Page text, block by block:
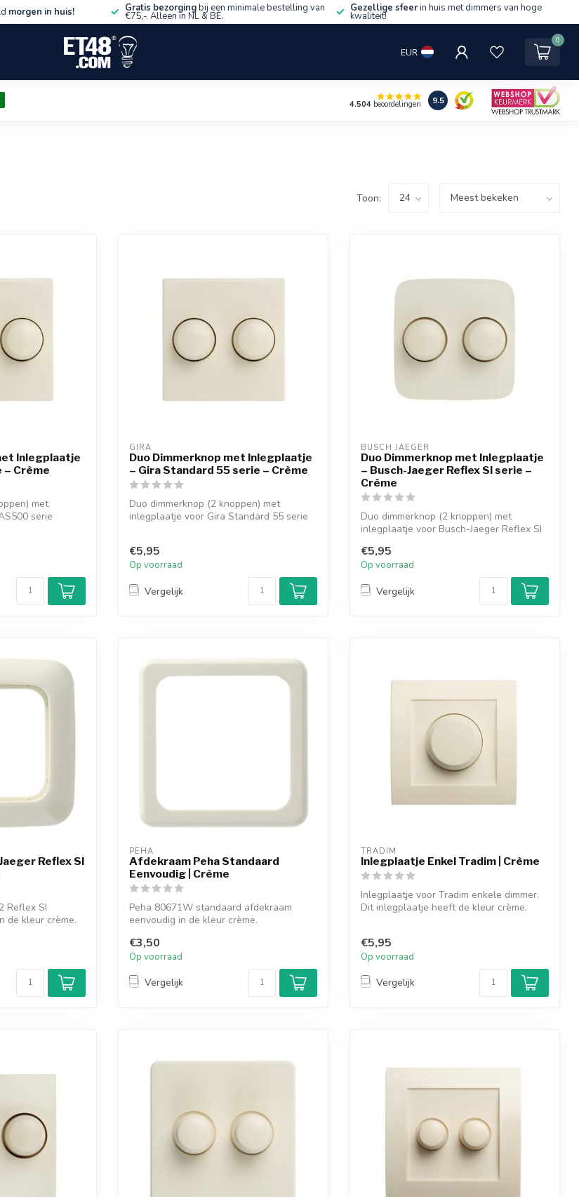
morgen in huis! Gratis bezorgingbij een minimale bestelling van
€75,-. Alleen in NL & BE.
Gezellige sfeerin huis met dimmers van hoge
kwaliteit!
EUR
0
4.504 beoordelingen 9.5
Toon:
Inlegplaatje
– Crème
met
serie
GIRA
Duo Dimmerknop met Inlegplaatje
– Gira Standard 55 serie – Crème
Duo dimmerknop (2 knoppen) met
inlegplaatje voor Gira Standard 55 serie
€5,95
Op voorraad
Vergelijk
BUSCH JAEGER
Duo Dimmerknop met Inlegplaatje
– Busch-Jaeger Reflex SI serie –
Crème
Duo dimmerknop (2 knoppen) met
inlegplaatje voor Busch-Jaeger Reflex SI
€5,95
Op voorraad
Vergelijk
Reflex SI
Reflex SI
de kleur crème.
PEHA
Afdekraam Peha Standaard
Eenvoudig | Crème
Peha 80671W standaard afdekraam
eenvoudig in de kleur crème.
€3,50
Op voorraad
Vergelijk
TRADIM
Inlegplaatje Enkel Tradim | Crème
Inlegplaatje voor Tradim enkele dimmer.
Dit inlegplaatje heeft de kleur crème.
€5,95
Op voorraad
Vergelijk